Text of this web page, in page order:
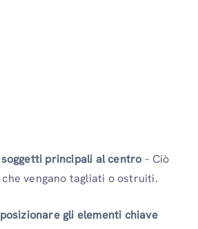
principali al centro – Ciò
che vengano tagliati o ostruiti.
gli elementi chiave